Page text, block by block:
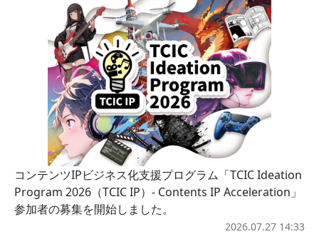
コンテンツIPビジネス化支援プログラム「TCIC Ideation
Program 2026（TCIC IP）- Contents IP Acceleration」
参加者の募集を開始しました。
2026.07.27 14:33